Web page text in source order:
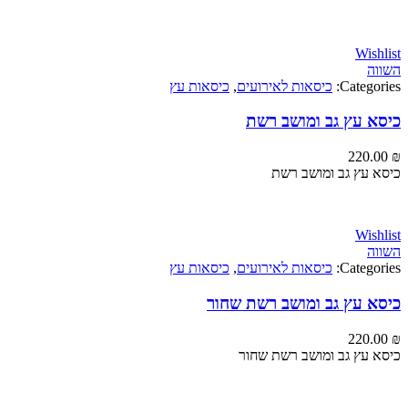
כיסאות לאירועים,כיסאות עץ
עץ גב ומושב רשת
גב ומושב רשת
כיסאות לאירועים,כיסאות עץ
עץ גב ומושב רשת שחור
עץ גב ומושב רשת שחור